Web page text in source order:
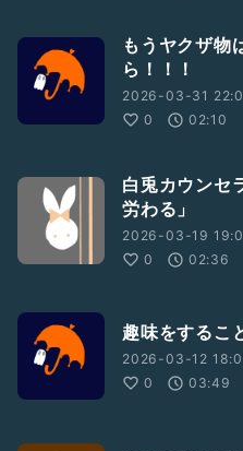
もうヤクザ物
ら！！！
2026-03-31
0
02:10
白兎カウンセ
労わる」
2026-03-19
0
02:36
趣味をするこ
2026-03-12
0
03:49